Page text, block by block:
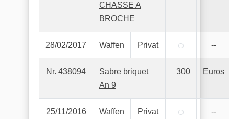
CHASSE A
BROCHE
28/02/2017 Waffen Privat --
Nr. 438094
Sabre briquet
An 9
300 Euros
25/11/2016 Waffen Privat --